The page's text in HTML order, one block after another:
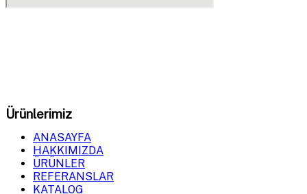
Ürünlerimiz
ANASAYFA
HAKKIMIZDA
ÜRÜNLER
REFERANSLAR
KATALOG